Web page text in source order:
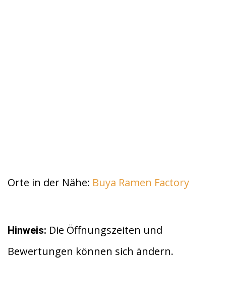
Orte in der Nähe: Buya Ramen Factory
Hinweis: Die Öffnungszeiten und
Bewertungen können sich ändern.